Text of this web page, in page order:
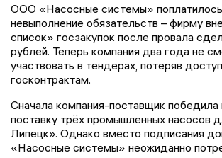
ООО «Насосные системы»
невыполнение обязательств – фирму
список» госзакупок после провала
рублей. Теперь компания два года не
участвовать в тендерах, потеряв
госконтрактам.
Сначала компания-поставщик победила
поставку трёх промышленных
Липецк». Однако вместо подписания
«Насосные системы» неожиданно